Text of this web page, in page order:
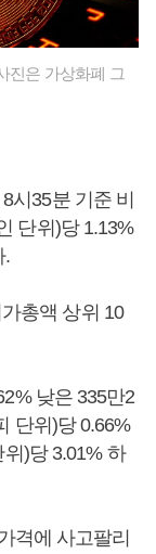
진은 가상화폐 그
시35분 기준 비
단위)당 1.13%
.
총액 상위 10
낮은 335만2
단위)당 0.66%
)당 3.01% 하
격에 사고팔리